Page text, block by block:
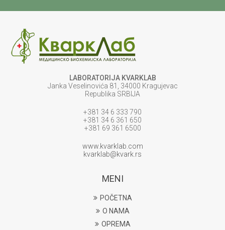
LABORATORIJA KVARKLAB
Janka Veselinovića 81, 34000 Kragujevac
Republika SRBIJA
+381 34 6 333 790
+381 34 6 361 650
+381 69 361 6500
www.kvarklab.com
kvarklab@kvark.rs
MENI
POČETNA
O NAMA
OPREMA